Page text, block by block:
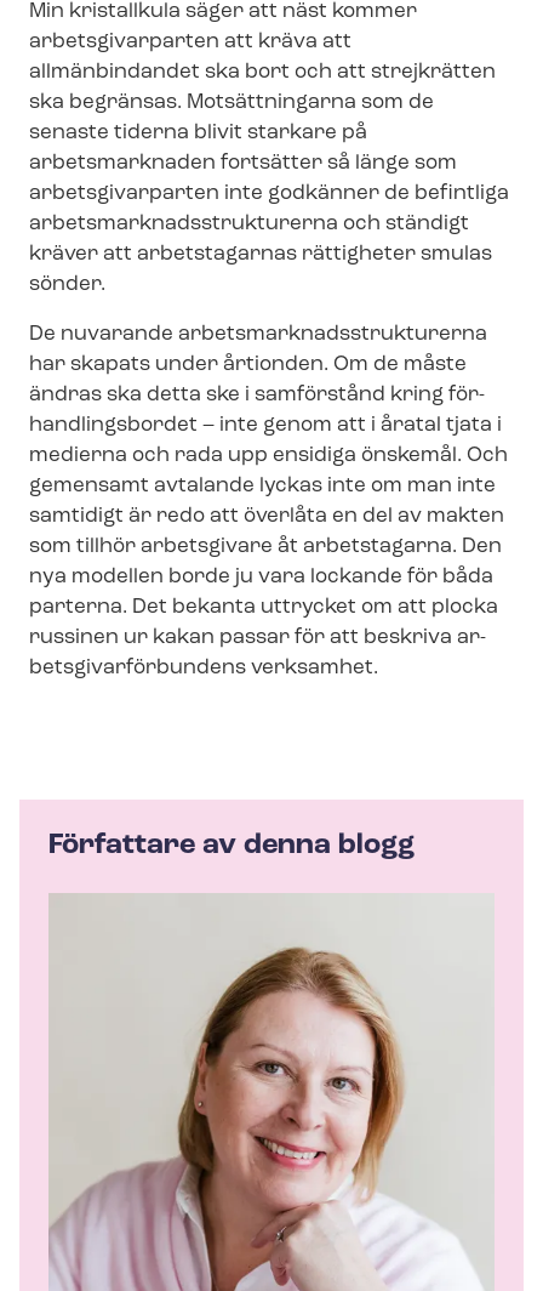
Min kristallkula säger att näst kommer
arbetsgivarparten att kräva att
allmänbindandet ska bort och att strejkrätten
ska begränsas. Motsättningarna som de
senaste tiderna blivit starkare på
arbetsmarknaden fortsätter så länge som
arbetsgivarparten inte godkänner de befintliga
ar­bets­mark­nads­struk­tu­rer­na och ständigt
kräver att arbetstagarnas rättigheter smulas
sönder.
De nuvarande ar­bets­mark­nads­struk­tu­rer­na
har skapats under årtionden. Om de måste
ändras ska detta ske i samförstånd kring för­
hand­lings­bor­det – inte genom att i åratal tjata i
medierna och rada upp ensidiga önskemål. Och
gemensamt avtalande lyckas inte om man inte
samtidigt är redo att överlåta en del av makten
som tillhör arbetsgivare åt arbetstagarna. Den
nya modellen borde ju vara lockande för båda
parterna. Det bekanta uttrycket om att plocka
russinen ur kakan passar för att beskriva ar­
bets­gi­var­för­bun­dens verksamhet.
Författare av denna blogg